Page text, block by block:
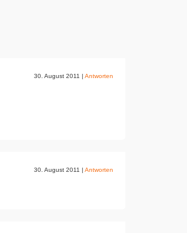
30. August 2011 | Antworten
30. August 2011 | Antworten